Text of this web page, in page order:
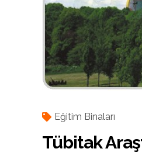
Eğitim Binaları
Tübitak